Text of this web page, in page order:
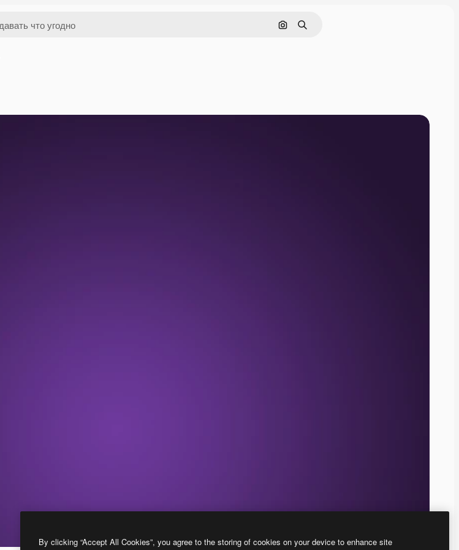
Поиск по изображению
Поиск
By clicking “Accept All Cookies”, you agree to the storing of cookies on your device to enhance site